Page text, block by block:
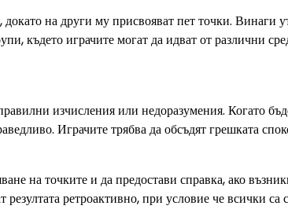
на други му присвояват пет точки. Винаги
където играчите могат да идват от различни
изчисления или недоразумения. Когато
Играчите трябва да обсъдят грешката
на точките и да предостави справка, ако
ретроактивно, при условие че всички са